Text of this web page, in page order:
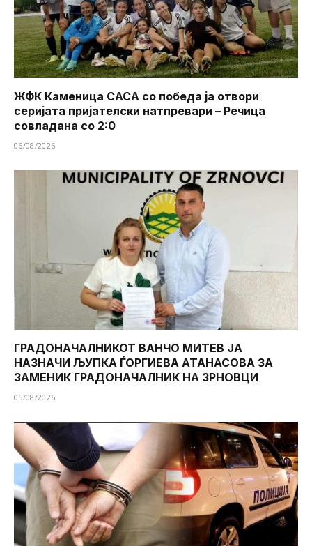
ЖФК Каменица САСА со победа ја отвори
серијата пријателски натпревари – Речица
совладана со 2:0
06/08/2026
ГРАДОНАЧАЛНИКОТ ВАНЧО МИТЕВ ЈА
НАЗНАЧИ ЉУПКА ЃОРГИЕВА АТАНАСОВА ЗА
ЗАМЕНИК ГРАДОНАЧАЛНИК НА ЗРНОВЦИ
05/08/2026